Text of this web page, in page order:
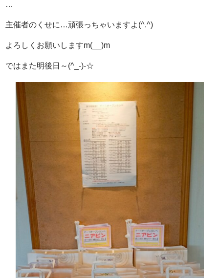
…
主催者のくせに…頑張っちゃいますよ(^.^)
よろしくお願いしますm(__)m
ではまた明後日～(^_-)-☆